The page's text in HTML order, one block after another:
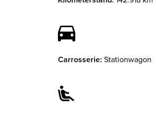
Carrosserie: Stationwagon